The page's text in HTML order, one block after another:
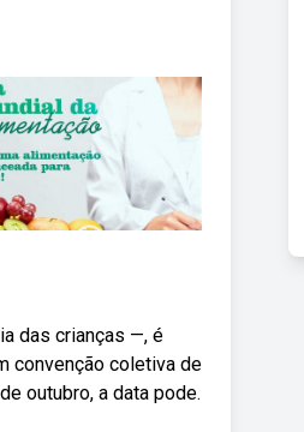
das crianças —, é
convenção coletiva de
outubro, a data pode.